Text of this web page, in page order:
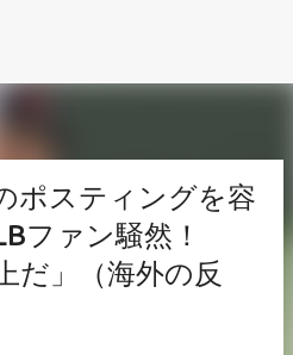
ポスティングを容
ファン騒然！
だ」（海外の反